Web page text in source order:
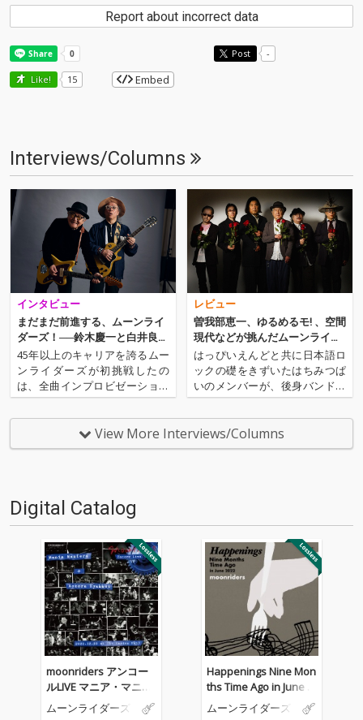
Report about incorrect data
Post -
Like! 15 Embed
Interviews/Columns
インタビュー
まだまだ前進する、ムーンライ
ダーズ！──鈴木慶一と白井良明
がインプロの奥深さを語る
45年以上のキャリアを誇るムー
ンライダーズが初挑戦したの
は、全曲インプロビゼーション
によるアルバム。しかし、今作
は即興をただまとめた作品とい
うわけでは決してない。という
のも、10時間以上の膨大な録音
レビュー
曽我部恵一、ゆるめるモ! 、空間
現代などが挑んだムーンライダ
ーズのトリビュート・アルバ
ム、ハイレゾ配信!
はっぴいえんどと共に日本語ロ
ックの礎をきずいたはちみつぱ
いのメンバーが、後身バンドと
して始めたムーンライダーズ。
今年でデビュー40年目でありな
がら、柔軟に活動を続け、純度
の高いポップ・ソングを追求し
View More Interviews/Columns
Digital Catalog
moonriders アンコー
ルLIVE マニア・マニエ
ラ+青空百景
ムーンライダーズ
Happenings Nine Mon
ths Time Ago in June 2
022
ムーンライダーズ